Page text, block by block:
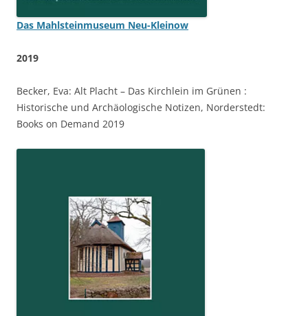
Das Mahlsteinmuseum Neu-Kleinow
2019
Becker, Eva: Alt Placht – Das Kirchlein im Grünen :
Historische und Archäologische Notizen, Norderstedt:
Books on Demand 2019